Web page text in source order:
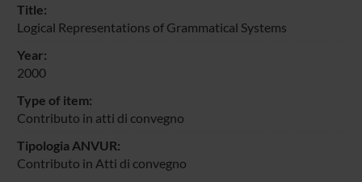
Title:
Logical Representations of Grammatical Systems
Year:
2000
Type of item:
Contributo in atti di convegno
Tipologia ANVUR:
Contributo in Atti di convegno